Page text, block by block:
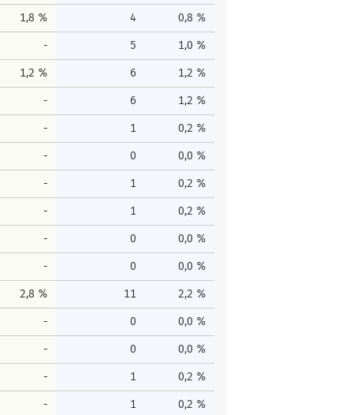
1,8 % 4 0,8 %
- 5 1,0 %
1,2 % 6 1,2 %
- 6 1,2 %
- 1 0,2 %
- 0 0,0 %
- 1 0,2 %
- 1 0,2 %
- 0 0,0 %
- 0 0,0 %
2,8 % 11 2,2 %
- 0 0,0 %
- 0 0,0 %
- 1 0,2 %
- 1 0,2 %